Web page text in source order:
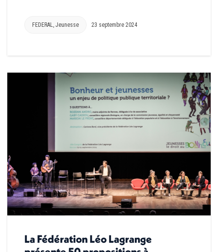
FEDERAL, Jeunesse 23 septembre 2024
La Fédération Léo Lagrange